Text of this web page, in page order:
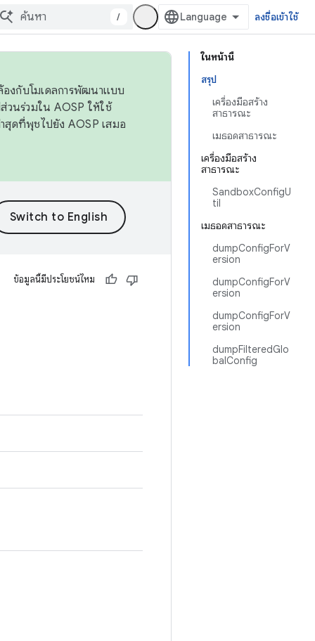
/ ลงชื่อเข้าใช้
ในหน้านี้
สรุป
เครื่องมือสร้าง
สาธารณะ
เมธอดสาธารณะ
เครื่องมือสร้าง
สาธารณะ
SandboxConfigU
til
เมธอดสาธารณะ
dumpConfigForV
ersion
dumpConfigForV
ersion
dumpConfigForV
ersion
dumpFilteredGlo
balConfig
องกับโมเดลการพัฒนาแบบ
วนร่วมใน AOSP ให้ใช้
สุดที่พุชไปยัง AOSP เสมอ
ข้อมูลนี้มีประโยชน์ไหม